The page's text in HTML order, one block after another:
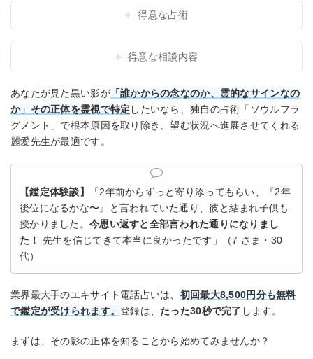
得意な占術
得意な相談内容
あなたが見た黒い影が「誰かからの念なのか、霊的なサインなの
か」その正体を霊視で特定 したいなら、独自の占術「ソウルフラ
グメント」で根本原因を取り除き、望む状況へ進展させてくれる
麗愛先生が最適です。
【鑑定体験談】
「2年前からずっと寄り添ってもらい、『2年
後位になるかな〜』と言われていた通り、彼と結まれ子供も
授かりました。 今思い返すと全部言われた通りになりまし
た！
先生を信じてきて本当に良かったです」（7 さま・30
代）
業界最大手のエキサイト電話占いは、 初回最大8,500円分も無料
で鑑定が受けられます。登録は、 たった30秒で完了 します。
まずは、その影の正体を知ることから始めてみませんか？